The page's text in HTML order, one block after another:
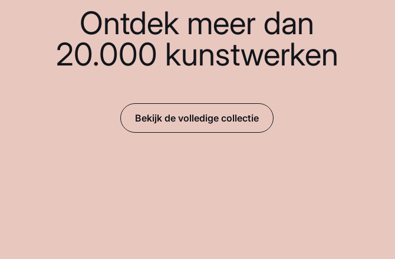
Ontdek meer dan
20.000 kunstwerken
Bekijk de volledige collectie